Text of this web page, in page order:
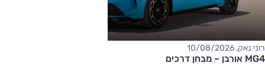
רוני נאק, 10/08/2026
MG4 אורבן – מבחן דרכים